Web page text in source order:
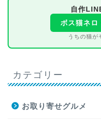
自作
ボス猫ネロ
うちの猫が
カテゴリー
お取り寄せグルメ